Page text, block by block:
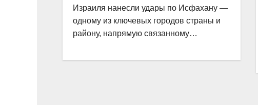
Израиля нанесли удары по Исфахану —
одному из ключевых городов страны и
району, напрямую связанному…